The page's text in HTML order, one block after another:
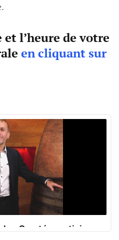
l’heure de votre
en cliquant sur
Comté : participez